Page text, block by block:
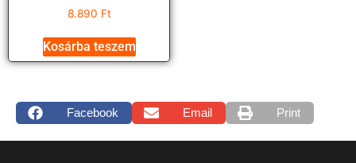
8.890 Ft
Kosárba teszem
Facebook Email Print